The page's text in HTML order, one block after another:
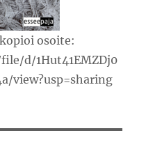
osoite:
d/1Hut41EMZDj0
view?usp=sharing